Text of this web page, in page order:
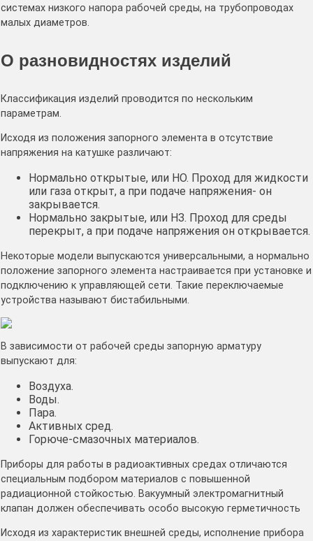
системах низкого напора рабочей среды, на трубопроводах
малых диаметров.
О разновидностях изделий
Классификация изделий проводится по нескольким
параметрам.
Исходя из положения запорного элемента в отсутствие
напряжения на катушке различают:
Нормально открытые, или НО. Проход для жидкости
или газа открыт, а при подаче напряжения- он
закрывается.
Нормально закрытые, или НЗ. Проход для среды
перекрыт, а при подаче напряжения он открывается.
Некоторые модели выпускаются универсальными, а нормально
положение запорного элемента настраивается при установке и
подключению к управляющей сети. Такие переключаемые
устройства называют бистабильными.
В зависимости от рабочей среды запорную арматуру
выпускают для:
Воздуха.
Воды.
Пара.
Активных сред.
Горюче-смазочных материалов.
Приборы для работы в радиоактивных средах отличаются
специальным подбором материалов с повышенной
радиационной стойкостью. Вакуумный электромагнитный
клапан должен обеспечивать особо высокую герметичность
Исходя из характеристик внешней среды, исполнение прибора